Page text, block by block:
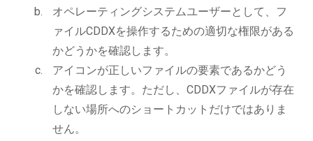
オペレーティングシステムユーザーとして、フ
ァイルCDDXを操作するための適切な権限がある
かどうかを確認します。
アイコンが正しいファイルの要素であるかどう
かを確認します。ただし、CDDXファイルが存在
しない場所へのショートカットだけではありま
せん。